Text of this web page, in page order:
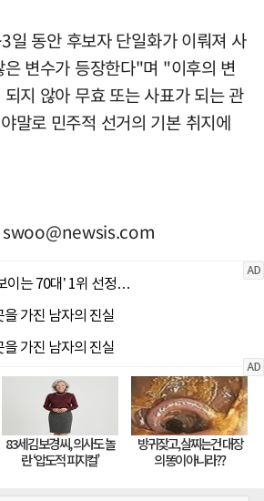
일 동안 후보자 단일화가 이뤄져 사
변수가 등장한다"며 "이후의 변
지 않아 무효 또는 사표가 되는 관
말로 민주적 선거의 기본 취지에
swoo@newsis.com